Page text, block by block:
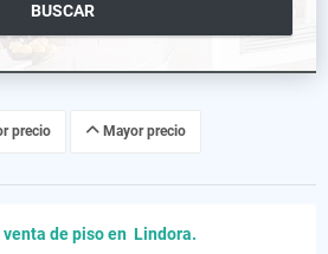
BUSCAR
precio Mayor precio
de piso en Lindora.